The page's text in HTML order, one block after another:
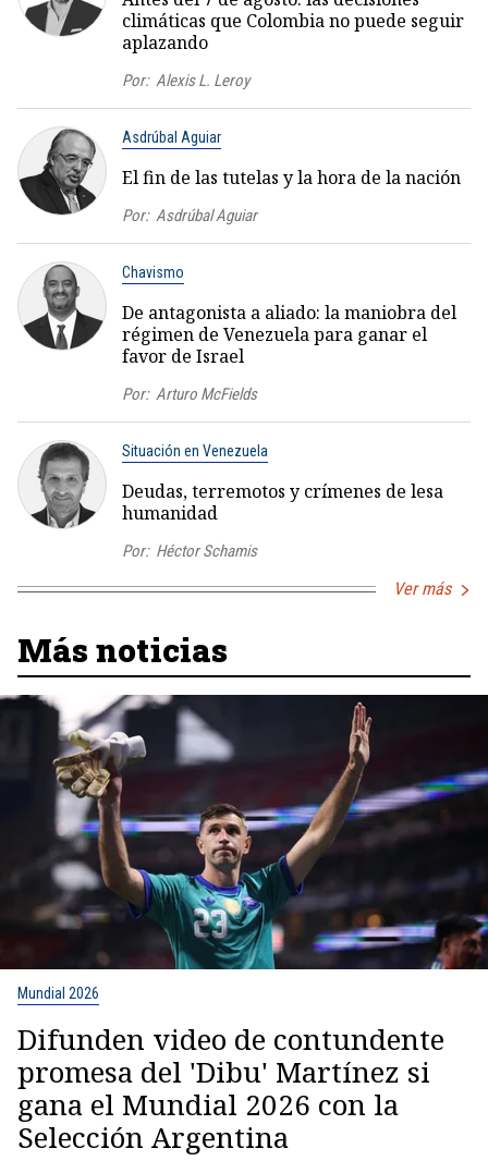
climáticas que Colombia no puede seguir
aplazando
Por: Alexis L. Leroy
Asdrúbal Aguiar
El fin de las tutelas y la hora de la nación
Por: Asdrúbal Aguiar
Chavismo
De antagonista a aliado: la maniobra del
régimen de Venezuela para ganar el
favor de Israel
Por: Arturo McFields
Situación en Venezuela
Deudas, terremotos y crímenes de lesa
humanidad
Por: Héctor Schamis
Ver más
Más noticias
Mundial 2026
Difunden video de contundente
promesa del 'Dibu' Martínez si
gana el Mundial 2026 con la
Selección Argentina